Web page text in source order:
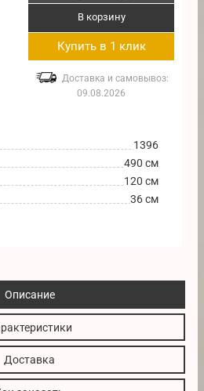
В корзину
Купить в 1 клик
Доставка и самовывоз:
09.08.2026
1396
490 см
120 см
36 см
Описание
Доставка